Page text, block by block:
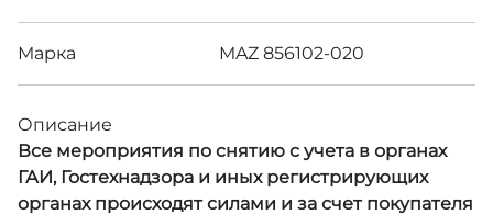
Марка MAZ 856102-020
Описание
Все мероприятия по снятию с учета в органах
ГАИ, Гостехнадзора и иных регистрирующих
органах происходят силами и за счет покупателя